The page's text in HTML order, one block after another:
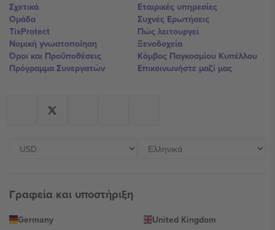
Σχετικά
Ομάδα
TixProtect
Νομική γνωστοποίηση
Όροι και Προΰποθέσεις
Πρόγραμμα Συνεργατών
Εταιρικές υπηρεσίες
Συχνές Ερωτήσεις
Πώς λειτουργεί
Ξενοδοχεία
Κόμβος Παγκοσμίου Κυπέλλου
Επικοινωνήστε μαζί μας
Γραφεία και υποστήριξη
Germany
United Kingdom